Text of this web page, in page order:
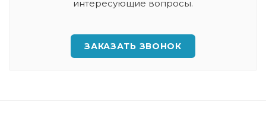
интересующие вопросы.
ЗАКАЗАТЬ ЗВОНОК